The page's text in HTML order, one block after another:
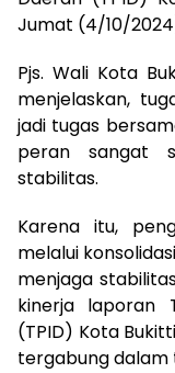
Jumat (4/10/
Pjs. Wali Kota
menjelaskan,
jadi tugas
peran sangat
stabilitas.
Karena itu,
melalui
menjaga
kinerja laporan
(TPID) Kota
tergabung dalam